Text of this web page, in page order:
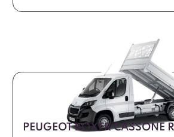
PEUGEOT BOXER CASSONE